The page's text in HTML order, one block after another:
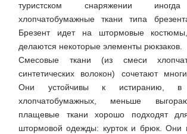
туристском снаряжении иногда
хлопчатобумажные ткани типа
Брезент идет на штормовые
делаются некоторые элементы рюкзаков.
Смесовые ткани (из смеси
синтетических волокон) сочетают
Они устойчивы к истиранию, в
хлопчатобумажных, меньше
плащевые ткани хорошо подходят для
штормовой одежды: курток и брюк. Они